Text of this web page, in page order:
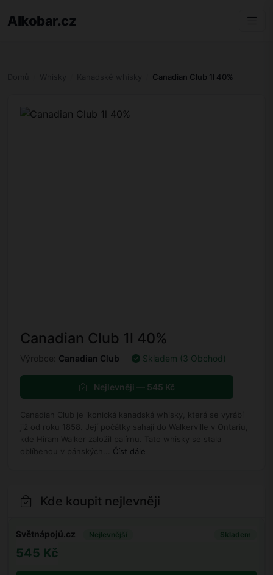
Alkobar.cz
Canadian Club 1l 40%
Canadian Club 1l 40%
Výrobce: Canadian Club Skladem (3 Obchod)
Nejlevněji — 545 Kč
Canadian Club je ikonická kanadská whisky, která se vyrábí
již od roku 1858. Její počátky sahají do Walkerville v Ontariu,
kde Hiram Walker založil palírnu. Tato whisky se stala
oblíbenou v pánských... Číst dále
Kde koupit nejlevněji
Světnápojů.cz Nejlevnější Skladem
545 Kč